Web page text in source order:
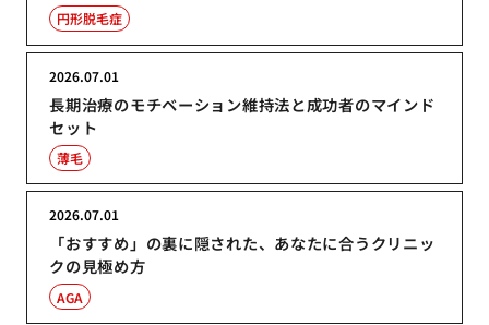
円形脱毛症
長期治療のモチベーション維持法と成功者のマインド
セット
2026.07.01
薄毛
「おすすめ」の裏に隠された、あなたに合うクリニッ
クの見極め方
2026.07.01
AGA